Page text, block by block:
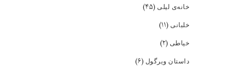
خانه‌ی لیلی (۴۵)
خلبانی (۱۱)
خیاطی (۲)
داستان ویرگول (۶)